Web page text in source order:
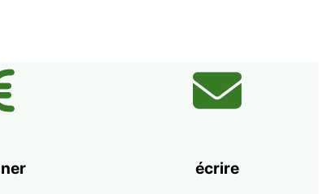
écrire